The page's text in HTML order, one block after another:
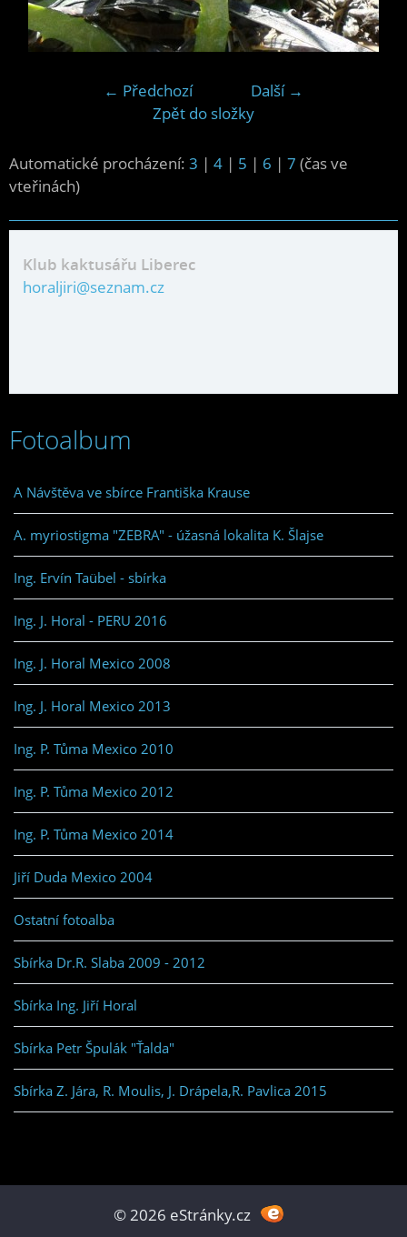
← Předchozí
Další →
Zpět do složky
Automatické procházení: 3 | 4 | 5 | 6 | 7 (čas ve
vteřinách)
Klub kaktusářu Liberec
horaljiri@seznam.cz
Fotoalbum
A Návštěva ve sbírce Františka Krause
A. myriostigma "ZEBRA" - úžasná lokalita K. Šlajse
Ing. Ervín Taübel - sbírka
Ing. J. Horal - PERU 2016
Ing. J. Horal Mexico 2008
Ing. J. Horal Mexico 2013
Ing. P. Tůma Mexico 2010
Ing. P. Tůma Mexico 2012
Ing. P. Tůma Mexico 2014
Jiří Duda Mexico 2004
Ostatní fotoalba
Sbírka Dr.R. Slaba 2009 - 2012
Sbírka Ing. Jiří Horal
Sbírka Petr Špulák "Ťalda"
Sbírka Z. Jára, R. Moulis, J. Drápela,R. Pavlica 2015
© 2026 eStránky.cz